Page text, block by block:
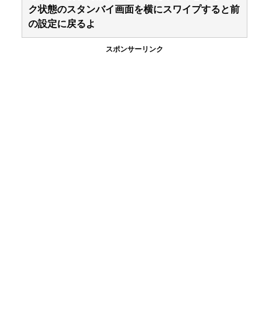
ク状態のスタンバイ画面を横にスワイプすると前
の設定に戻るよ
スポンサーリンク